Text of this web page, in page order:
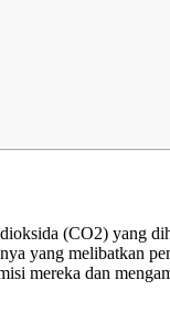
(CO2) yang
yang melibatkan
mereka dan